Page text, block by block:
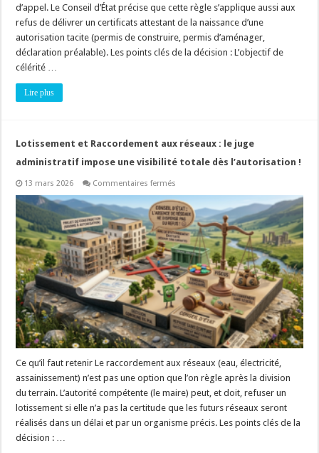
d’appel. Le Conseil d’État précise que cette règle s’applique aussi aux
refus de délivrer un certificats attestant de la naissance d’une
autorisation tacite (permis de construire, permis d’aménager,
déclaration préalable). Les points clés de la décision : L’objectif de
célérité …
Lire plus
Lotissement et Raccordement aux réseaux : le juge
administratif impose une visibilité totale dès l’autorisation !
13 mars 2026 Commentaires fermés
et
Raccordement
aux
réseaux
:
le
juge
administratif
impose
une
visibilité
totale
dès
l’autorisation
!
Ce qu’il faut retenir Le raccordement aux réseaux (eau, électricité,
assainissement) n’est pas une option que l’on règle après la division
du terrain. L’autorité compétente (le maire) peut, et doit, refuser un
lotissement si elle n’a pas la certitude que les futurs réseaux seront
réalisés dans un délai et par un organisme précis. Les points clés de la
décision : …